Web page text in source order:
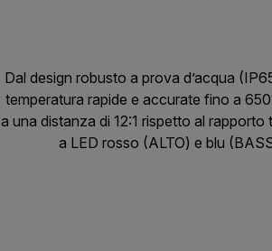
Dal design robusto a prova d’acqua
temperatura rapide e accurate fino a
a una distanza di 12:1 rispetto al
a LED rosso (ALTO) e blu